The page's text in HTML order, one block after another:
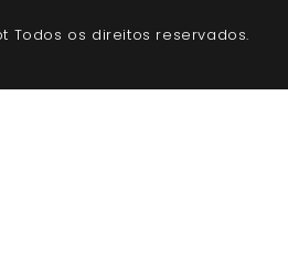
Todos os direitos reservados.